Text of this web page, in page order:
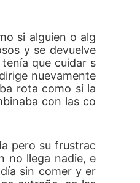
si alguien o alg
y se devuelve
que cuidar s
nuevamente
rota como si la
con las co
pero su frustrac
no llega nadie, e
sin comer y er